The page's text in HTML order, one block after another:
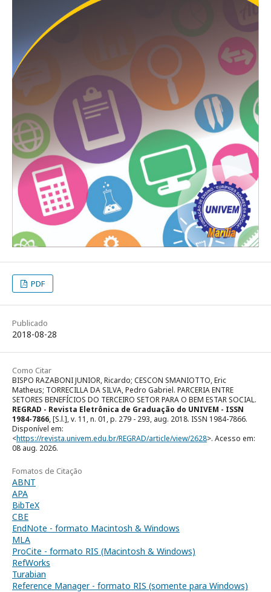
PDF
Publicado
2018-08-28
Como Citar
BISPO RAZABONI JUNIOR, Ricardo; CESCON SMANIOTTO, Eric
Matheus; TORRECILLA DA SILVA, Pedro Gabriel. PARCERIA ENTRE
SETORES BENEFÍCIOS DO TERCEIRO SETOR PARA O BEM ESTAR SOCIAL.
REGRAD - Revista Eletrônica de Graduação do UNIVEM - ISSN
1984-7866, [S.l.], v. 11, n. 01, p. 279 - 293, aug. 2018. ISSN 1984-7866.
Disponível em:
<https://revista.univem.edu.br/REGRAD/article/view/2628>. Acesso em:
08 aug. 2026.
Fomatos de Citação
ABNT
APA
BibTeX
CBE
EndNote - formato Macintosh & Windows
MLA
ProCite - formato RIS (Macintosh & Windows)
RefWorks
Turabian
Reference Manager - formato RIS (somente para Windows)